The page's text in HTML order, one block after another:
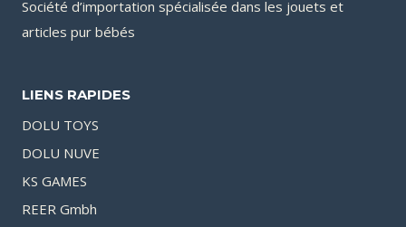
Société d’importation spécialisée dans les jouets et
articles pur bébés
LIENS RAPIDES
DOLU TOYS
DOLU NUVE
KS GAMES
REER Gmbh